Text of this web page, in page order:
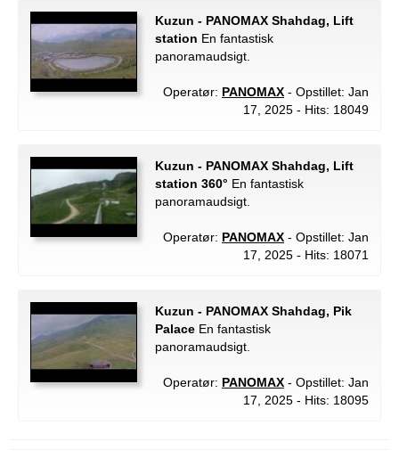
Kuzun - PANOMAX Shahdag, Lift
station En fantastisk
panoramaudsigt.
Operatør: PANOMAX - Opstillet: Jan
17, 2025 - Hits: 18049
Kuzun - PANOMAX Shahdag, Lift
station 360° En fantastisk
panoramaudsigt.
Operatør: PANOMAX - Opstillet: Jan
17, 2025 - Hits: 18071
Kuzun - PANOMAX Shahdag, Pik
Palace En fantastisk
panoramaudsigt.
Operatør: PANOMAX - Opstillet: Jan
17, 2025 - Hits: 18095